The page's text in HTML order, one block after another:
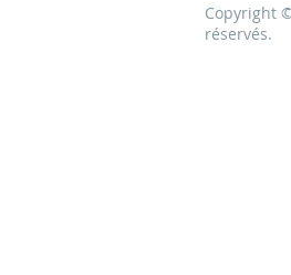
Copyright
réservés.